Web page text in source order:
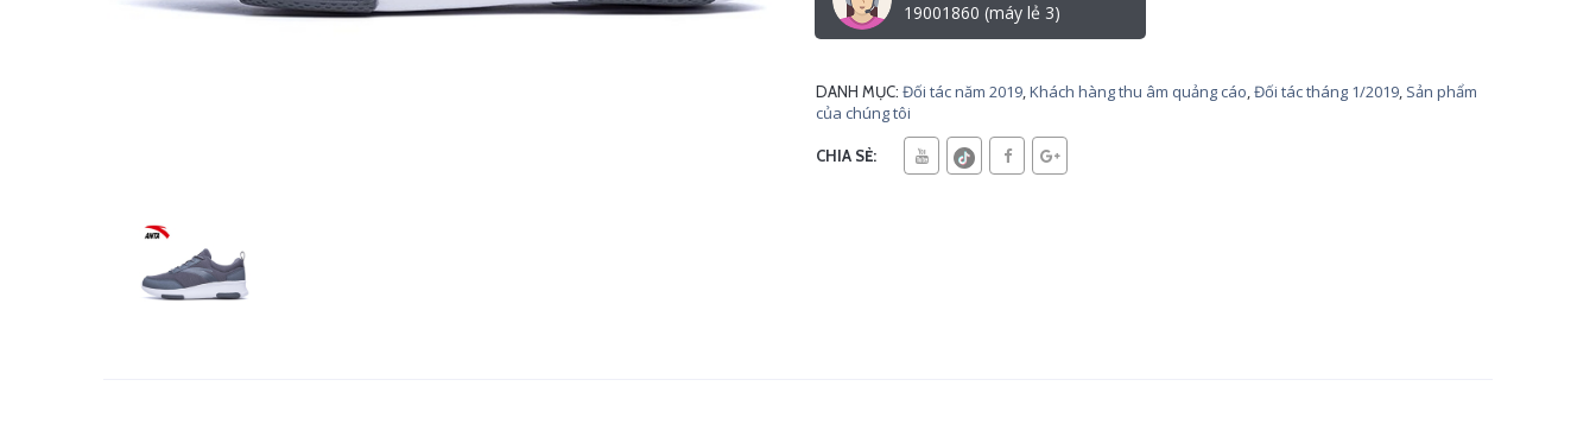
19001860 (máy lẻ 3)
DANH MỤC: Đối tác năm 2019,Khách hàng thu âm quảng cáo,Đối tác tháng 1/2019, Sản phẩm
của chúng tôi
CHIA SẺ: